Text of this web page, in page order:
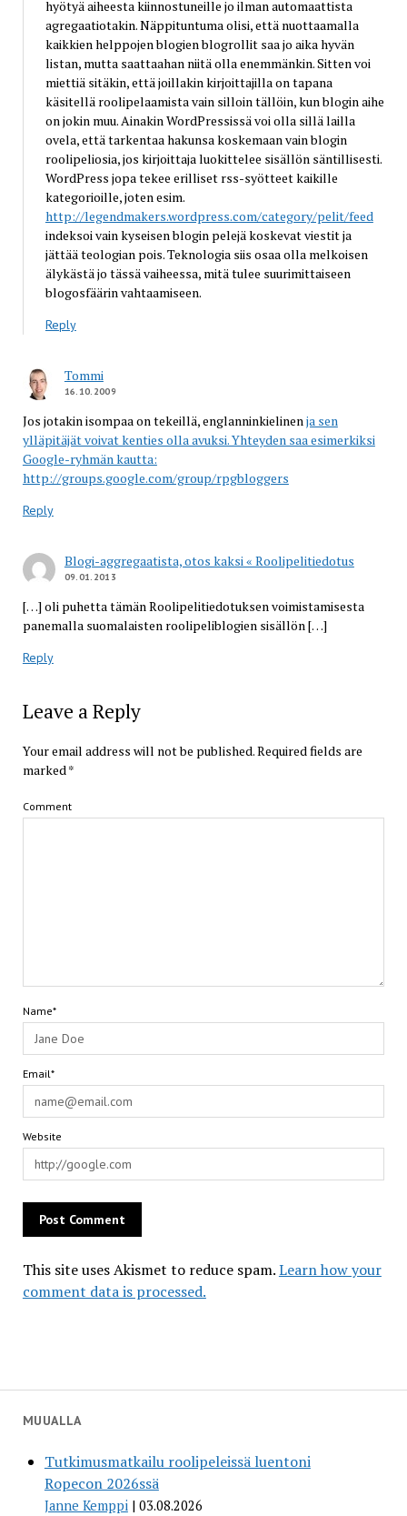
MUUALLA
Tutkimusmatkailu roolipeleissä luentoni
Ropecon 2026ssä
Janne Kemppi 03.08.2026
hyötyä aiheesta kiinnostuneille jo ilman automaattista
agregaatiotakin. Näppituntuma olisi, että nuottaamalla
kaikkien helppojen blogien blogrollit saa jo aika hyvän
listan, mutta saattaahan niitä olla enemmänkin. Sitten voi
miettiä sitäkin, että joillakin kirjoittajilla on tapana
käsitellä roolipelaamista vain silloin tällöin, kun blogin aihe
on jokin muu. Ainakin WordPressissä voi olla sillä lailla
ovela, että tarkentaa hakunsa koskemaan vain blogin
roolipeliosia, jos kirjoittaja luokittelee sisällön säntillisesti.
WordPress jopa tekee erilliset rss-syötteet kaikille
kategorioille, joten esim.
http://legendmakers.wordpress.com/category/pelit/feed
indeksoi vain kyseisen blogin pelejä koskevat viestit ja
jättää teologian pois. Teknologia siis osaa olla melkoisen
älykästä jo tässä vaiheessa, mitä tulee suurimittaiseen
blogosfäärin vahtaamiseen.
Reply
Tommi
16.10.2009
Jos jotakin isompaa on tekeillä, englanninkielinenja sen
ylläpitäjät voivat kenties olla avuksi. Yhteyden saa esimerkiksi
Google-ryhmän kautta:
http://groups.google.com/group/rpgbloggers
Reply
Blogi-aggregaatista, otos kaksi « Roolipelitiedotus
09.01.2013
[…] oli puhetta tämän Roolipelitiedotuksen voimistamisesta
panemalla suomalaisten roolipeliblogien sisällön […]
Reply
Leave a Reply
Your email address will not be published.Required fields are
marked*
Comment
Name*
Email*
Website
This site uses Akismet to reduce spam.Learn how your
comment data is processed.